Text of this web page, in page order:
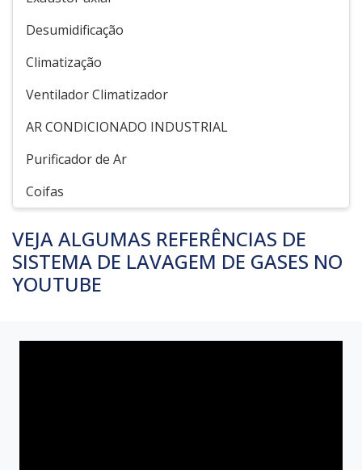
Desumidificação
Climatização
Ventilador Climatizador
AR CONDICIONADO INDUSTRIAL
Purificador de Ar
Coifas
VEJA ALGUMAS REFERÊNCIAS DE
SISTEMA DE LAVAGEM DE GASES NO
YOUTUBE